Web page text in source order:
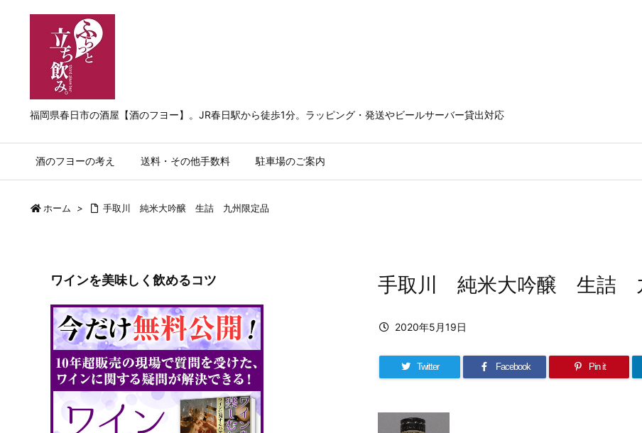
福岡県春日市の酒屋【酒のフヨー】。JR春日駅から徒歩1分。ラッピング・発送やビールサーバー貸出対応
酒のフヨーの考え 送料・その他手数料 駐車場のご案内
ホーム > 手取川 純米大吟醸 生詰 九州限定品
手取川 純米大吟醸 生詰
2020年5月19日
Twitter Facebook Pin it
ワインを美味しく飲めるコツ